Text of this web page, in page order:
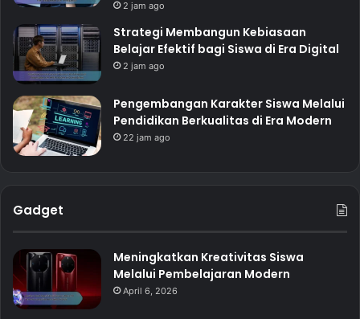
2 jam ago
Strategi Membangun Kebiasaan
Belajar Efektif bagi Siswa di Era Digital
2 jam ago
Pengembangan Karakter Siswa Melalui
Pendidikan Berkualitas di Era Modern
22 jam ago
Gadget
Meningkatkan Kreativitas Siswa
Melalui Pembelajaran Modern
April 6, 2026